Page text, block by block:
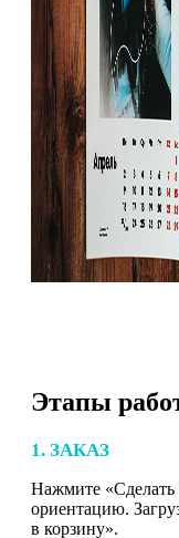
Этапы
1. ЗАКАЗ
Нажмите «Сделать
ориентацию.
в корзину».